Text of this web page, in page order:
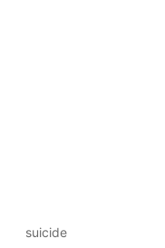
suicide